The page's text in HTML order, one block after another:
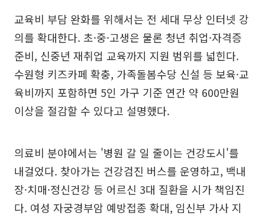
교육비 부담 완화를 위해서는 전 세대 무상 인터넷 강
의를 확대한다. 초·중·고생은 물론 청년 취업·자격증
준비, 신중년 재취업 교육까지 지원 범위를 넓힌다.
수원형 키즈카페 확충, 가족돌봄수당 신설 등 보육·교
육비까지 포함하면 5인 가구 기준 연간 약 600만원
이상을 절감할 수 있다고 설명했다.
의료비 분야에서는 '병원 갈 일 줄이는 건강도시'를
내걸었다. 찾아가는 건강검진 버스를 운영하고, 백내
장·치매·정신건강 등 어르신 3대 질환을 시가 책임진
다. 여성 자궁경부암 예방접종 확대, 임신부 가사 지